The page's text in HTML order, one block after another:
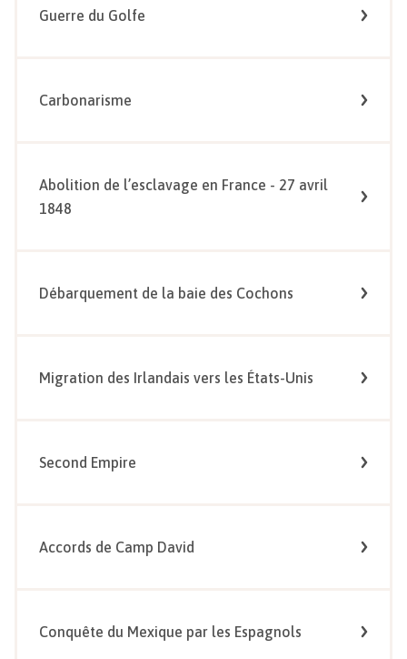
Guerre du Golfe
Carbonarisme
Abolition de l’esclavage en France - 27 avril
1848
Débarquement de la baie des Cochons
Migration des Irlandais vers les États-Unis
Second Empire
Accords de Camp David
Conquête du Mexique par les Espagnols